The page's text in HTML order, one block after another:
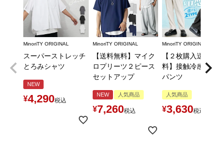
MinoriTY ORIGINAL
スーパーストレッチ
とろみシャツ
NEW
¥4,290税込
MinoriTY ORIGINAL
【送料無料】マイク
ロプリーツ２ピース
セットアップ
NEW 人気商品
¥7,260税込
MinoriTY ORIGINAL
【２枚購入送料無
料】接触冷感とろ
パンツ
人気商品
¥3,630税込